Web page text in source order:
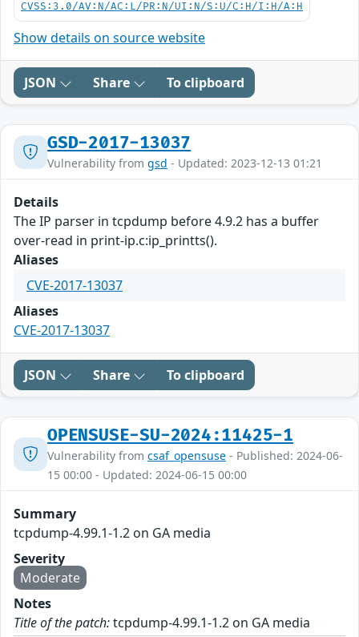
CVSS:3.0/AV:N/AC:L/PR:N/UI:N/S:U/C:H/I:H/A:H
Show details on source website
JSON Share To clipboard
GSD-2017-13037
Vulnerability from gsd - Updated: 2023-12-13 01:21
Details
The IP parser in tcpdump before 4.9.2 has a buffer
over-read in print-ip.c:ip_printts().
Aliases
CVE-2017-13037
Aliases
CVE-2017-13037
JSON Share To clipboard
OPENSUSE-SU-2024:11425-1
Vulnerability from csaf_opensuse - Published: 2024-06-
15 00:00 - Updated: 2024-06-15 00:00
Summary
tcpdump-4.99.1-1.2 on GA media
Severity
Moderate
Notes
Title of the patch:tcpdump-4.99.1-1.2 on GA media